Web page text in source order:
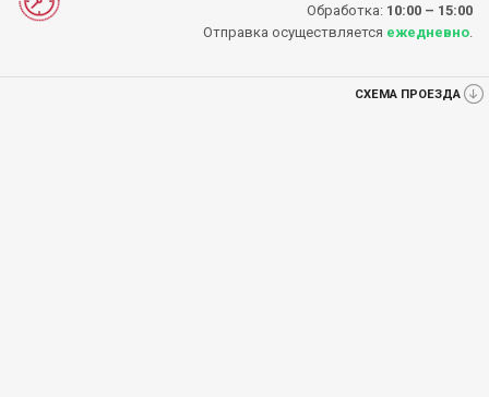
Обработка: 10:00 – 15:00
Отправка осуществляется ежедневно
СХЕМА ПРОЕЗДА